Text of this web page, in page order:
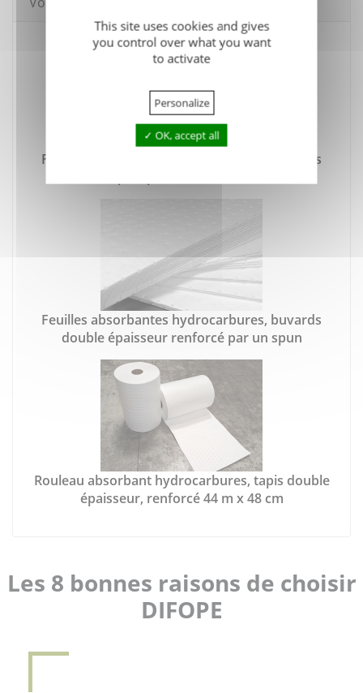
Feuilles absorbantes hydrocarbures, buvards
Feuilles absorbantes hydrocarbures, buvards
double épaisseur renforcé par un spun
Rouleau absorbant hydrocarbures, tapis double
épaisseur, renforcé 44 m x 48 cm
Les 8 bonnes raisons de choisir
DIFOPE
This site uses cookies and gives
you control over what you want
to activate
Personalize
OK, accept all